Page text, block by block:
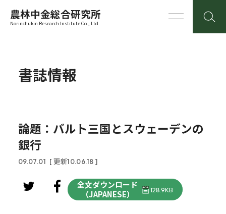
農林中金総合研究所
Norinchukin Research Institute Co., Ltd.
書誌情報
論題：バルト三国とスウェーデンの
銀行
09.07.01 [ 更新10.06.18 ]
全文ダウンロード
（JAPANESE）
128.9KB